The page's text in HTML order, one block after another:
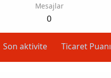
Mesajlar
0
Son aktivite Ticaret Puanı